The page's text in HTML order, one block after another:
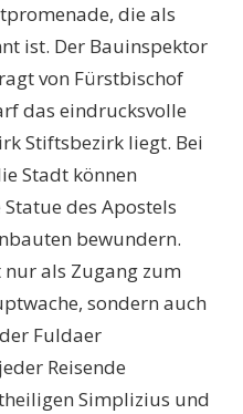
die als
ist. Der Bauinspektor
von Fürstbischof
das eindrucksvolle
Stiftsbezirk liegt. Bei
Stadt können
des Apostels
bewundern.
als Zugang zum
sondern auch
Fuldaer
Reisende
Simplizius und